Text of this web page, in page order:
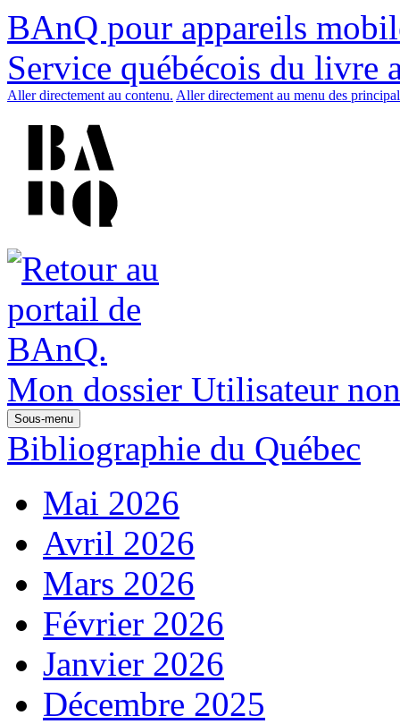
BAnQ pour appareils
Service québécois du livre
Aller directement au contenu. Aller directement au menu des
Mon dossier Utilisateur
Sous-menu
Bibliographie du Québec
Mai 2026
Avril 2026
Mars 2026
Février 2026
Janvier 2026
Décembre 2025